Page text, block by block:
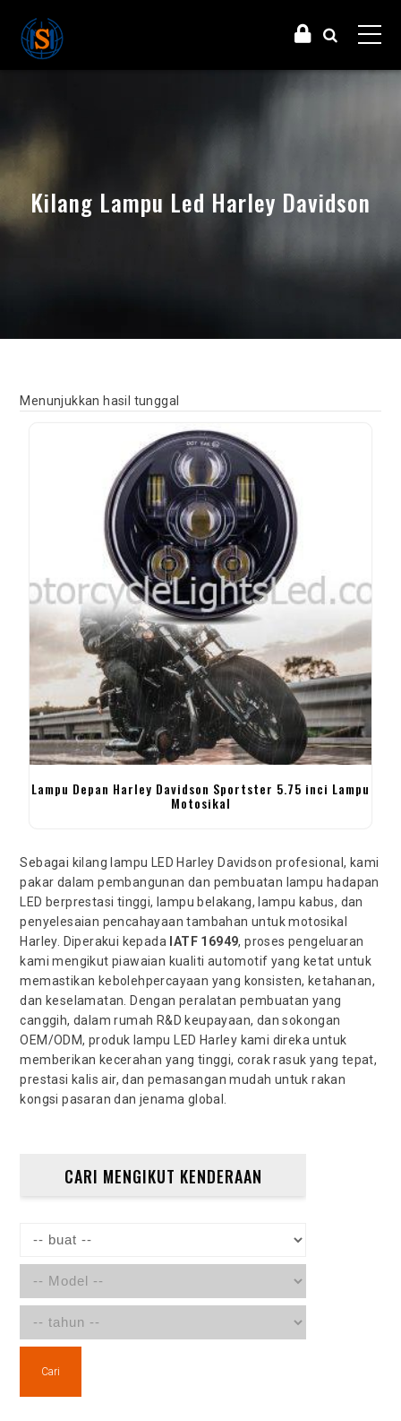
Kilang Lampu Led Harley Davidson
Menunjukkan hasil tunggal
Lampu Depan Harley Davidson Sportster 5.75 inci Lampu
Motosikal
Sebagai kilang lampu LED Harley Davidson profesional, kami
pakar dalam pembangunan dan pembuatan lampu hadapan
LED berprestasi tinggi, lampu belakang, lampu kabus, dan
penyelesaian pencahayaan tambahan untuk motosikal
Harley. Diperakui kepada IATF 16949, proses pengeluaran
kami mengikut piawaian kualiti automotif yang ketat untuk
memastikan kebolehpercayaan yang konsisten, ketahanan,
dan keselamatan. Dengan peralatan pembuatan yang
canggih, dalam rumah R&D keupayaan, dan sokongan
OEM/ODM, produk lampu LED Harley kami direka untuk
memberikan kecerahan yang tinggi, corak rasuk yang tepat,
prestasi kalis air, dan pemasangan mudah untuk rakan
kongsi pasaran dan jenama global.
CARI MENGIKUT KENDERAAN
Cari